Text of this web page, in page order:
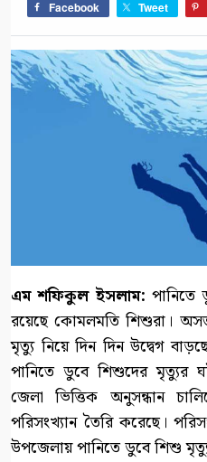
Facebook Tweet
এম শফিকুল ইসলাম:
রয়েছে কোমলমতি শিশুরা।
মৃত্যু নিয়ে দিন দিন উদ্বেগ
পানিতে ডুবে শিশুদের মৃত্যুর
জেলা ভিত্তিক অনুসন্ধান
পরিসংখ্যান তৈরি করেছে।
উপজেলায় পানিতে ডুবে শিশু